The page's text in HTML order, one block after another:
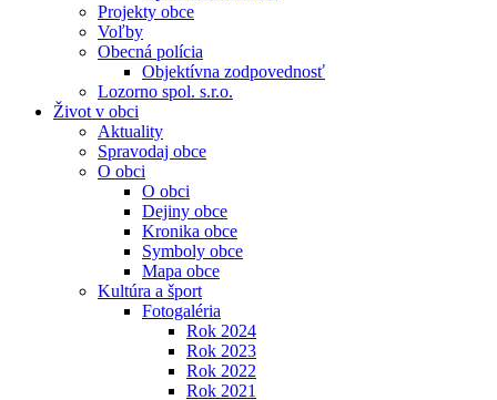
Projekty obce
Voľby
Obecná polícia
Objektívna zodpovednosť
Lozorno spol. s.r.o.
Život v obci
Aktuality
Spravodaj obce
O obci
O obci
Dejiny obce
Kronika obce
Symboly obce
Mapa obce
Kultúra a šport
Fotogaléria
Rok 2024
Rok 2023
Rok 2022
Rok 2021